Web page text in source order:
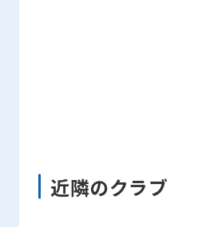
近隣のクラブ